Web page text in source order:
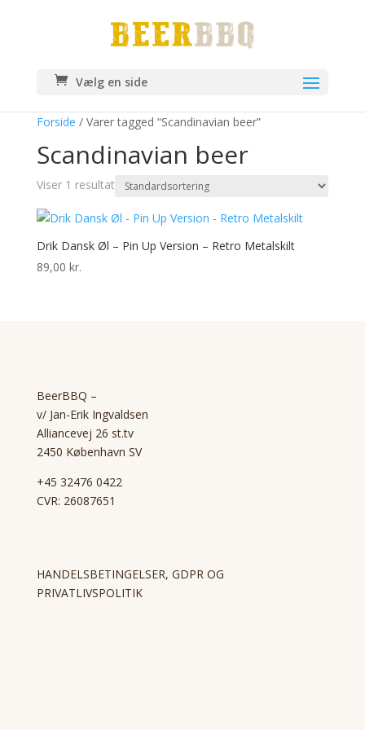
Vælg en side
Forside / Varer tagged “Scandinavian beer”
Scandinavian beer
Viser 1 resultat
Drik Dansk Øl – Pin Up Version – Retro Metalskilt
89,00 kr.
BeerBBQ –
v/ Jan-Erik Ingvaldsen
Alliancevej 26 st.tv
2450 København SV
+45 32476 0422
CVR: 26087651
HANDELSBETINGELSER, GDPR OG
PRIVATLIVSPOLITIK